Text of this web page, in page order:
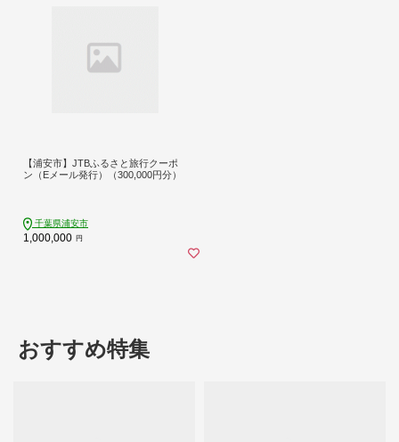
【浦安市】JTBふるさと旅行クーポ
ン（Eメール発行）（300,000円分）
千葉県浦安市
1,000,000 円
おすすめ特集